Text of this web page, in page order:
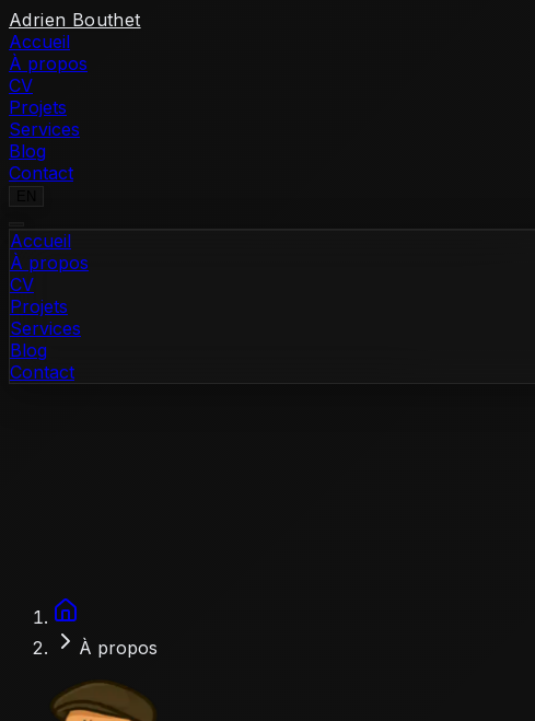
Skip to content
Adrien Bouthet
Accueil
À propos
CV
Projets
Services
Blog
Contact
Accueil
À propos
CV
Projets
Services
Blog
Contact
À propos